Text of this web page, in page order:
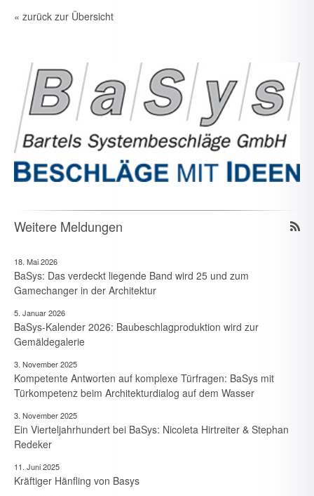
« zurück zur Übersicht
Weitere Meldungen
18. Mai 2026
BaSys: Das verdeckt liegende Band wird 25 und zum
Gamechanger in der Architektur
5. Januar 2026
BaSys-Kalender 2026: Baubeschlagproduktion wird zur
Gemäldegalerie
3. November 2025
Kompetente Antworten auf komplexe Türfragen: BaSys mit
Türkompetenz beim Architekturdialog auf dem Wasser
3. November 2025
Ein Vierteljahrhundert bei BaSys: Nicoleta Hirtreiter & Stephan
Redeker
11. Juni 2025
Kräftiger Hänfling von Basys